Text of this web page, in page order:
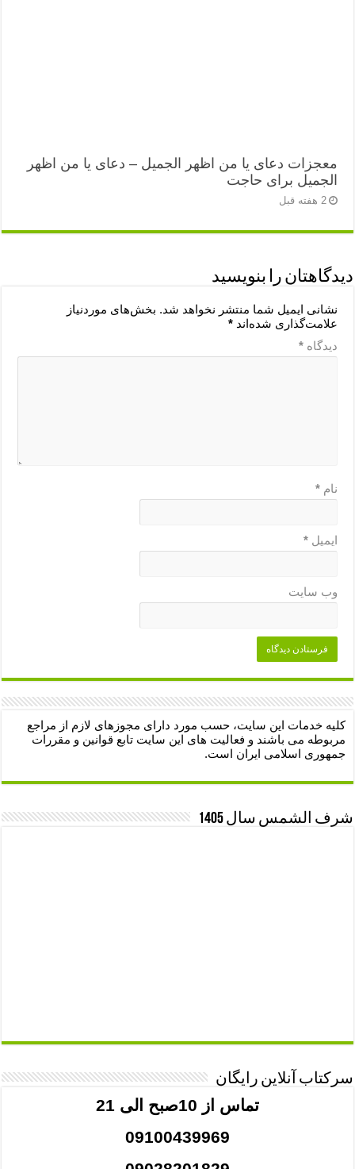
معجزات دعای یا من اظهر الجمیل – دعای یا من اظهر
الجمیل برای حاجت
2 هفته قبل
دیدگاهتان را بنویسید
نشانی ایمیل شما منتشر نخواهد شد. بخش‌های موردنیاز
علامت‌گذاری شده‌اند*
دیدگاه*
نام*
ایمیل*
وب‌ سایت
کلیه خدمات این سایت، حسب مورد دارای مجوزهای لازم از مراجع
مربوطه می باشند و فعالیت های این سایت تابع قوانین و مقررات
جمهوری اسلامی ایران است.
شرف الشمس سال 1405
سرکتاب آنلاین رایگان
تماس از 10صبح الی 21
09100439969